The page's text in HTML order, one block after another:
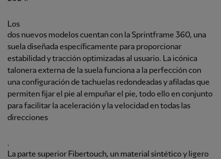
Los
dos nuevos modelos cuentan con la Sprintframe 360, una
suela diseñada específicamente para proporcionar
estabilidad y tracción optimizadas al usuario. La icónica
talonera externa de la suela funciona a la perfección con
una configuración de tachuelas redondeadas y afiladas que
permiten fijar el pie al empuñar el pie, todo ello en conjunto
para facilitar la aceleración y la velocidad en todas las
direcciones
.
La parte superior Fibertouch, un material sintético y ligero